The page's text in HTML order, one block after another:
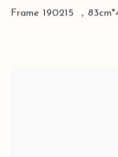
Frame 190215 ，